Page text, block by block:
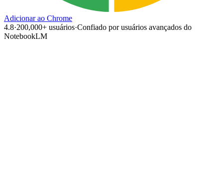
Adicionar ao Chrome
4.8·200,000+ usuários·Confiado por usuários avançados do
NotebookLM